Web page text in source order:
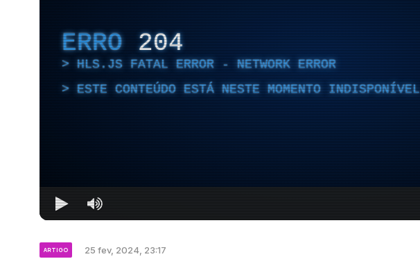
ERRO 204
HLS.JS FATAL ERROR - NETWORK ERROR
ESTE CONTEÚDO ESTÁ NESTE MOMENTO INDISPONÍVEL
ARTIGO 25 fev, 2024, 23:17